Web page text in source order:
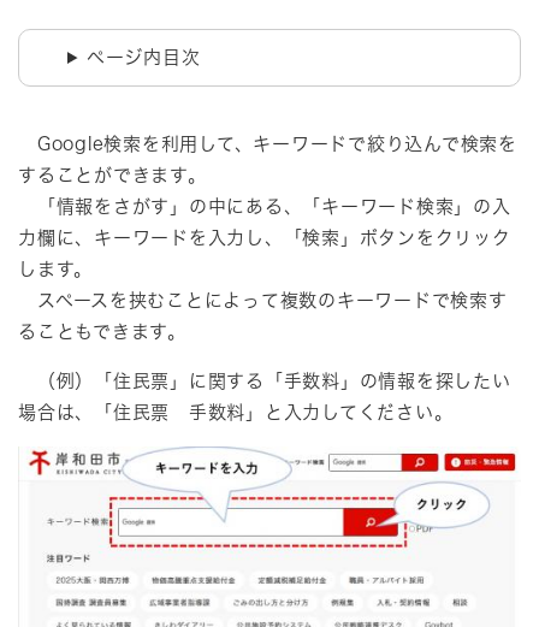
ページ内目次
Google検索を利用して、キーワードで絞り込んで検索を
することができます。
「情報をさがす」の中にある、「キーワード検索」の入
力欄に、キーワードを入力し、「検索」ボタンをクリック
します。
スペースを挟むことによって複数のキーワードで検索す
ることもできます。
（例）「住民票」に関する「手数料」の情報を探したい
場合は、「住民票 手数料」と入力してください。